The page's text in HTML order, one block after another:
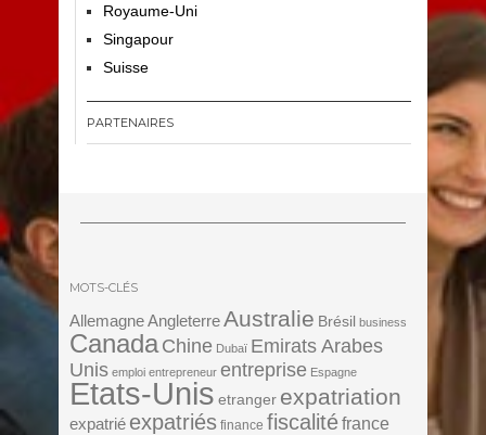
Royaume-Uni
Singapour
Suisse
PARTENAIRES
MOTS-CLÉS
Allemagne AngleterreAustralie Brésil business
Canada Chine Dubaï Emirats Arabes
Unis emploi entrepreneur entreprise Espagne
Etats-Unis etranger expatriation
expatrié expatriés finance fiscalitéfrance